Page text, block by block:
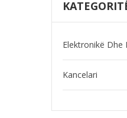
Elektronikë Dhe
Kancelari